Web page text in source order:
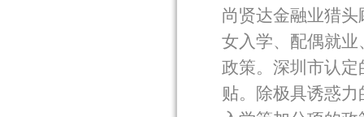
尚贤达金融业猎
女入学、配偶就业
政策。深圳市认定
贴。除极具诱惑